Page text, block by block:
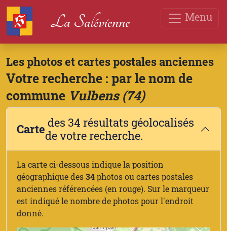
Menu
La Salévienne
Les photos et cartes postales anciennes
Votre recherche : par le nom de
commune Vulbens (74)
Carte des 34 résultats géolocalisés
de votre recherche.
La carte ci-dessous indique la position
géographique des34photos ou cartes postales
anciennes référencées (en rouge). Sur le marqueur
est indiqué le nombre de photos pour l'endroit
donné.